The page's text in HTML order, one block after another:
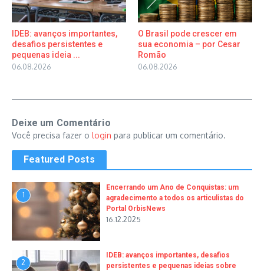
IDEB: avanços importantes,
desafios persistentes e
pequenas ideia ...
06.08.2026
O Brasil pode crescer em
sua economia – por Cesar
Romão
06.08.2026
Deixe um Comentário
Você precisa fazer o login para publicar um comentário.
Featured Posts
1
Encerrando um Ano de Conquistas: um
agradecimento a todos os articulistas do
Portal OrbisNews
16.12.2025
2
IDEB: avanços importantes, desafios
persistentes e pequenas ideias sobre